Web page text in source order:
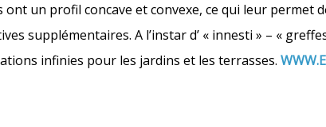
ont un profil concave et convexe, ce qui leur
supplémentaires. A l’instar d’ « innesti » – «
infinies pour les jardins et les terrasses.